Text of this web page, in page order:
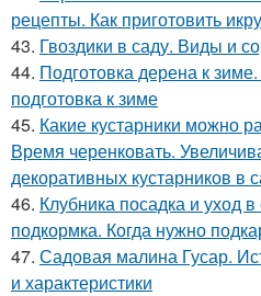
рецепты. Как приготовить
43. Гвоздики в саду. Виды и
44. Подготовка дерена к
подготовка к зиме
45. Какие кустарники можно
Время черенковать.
декоративных кустарников в
46. Клубника посадка и уход
подкормка. Когда нужно
47. Садовая малина Гусар.
и характеристики